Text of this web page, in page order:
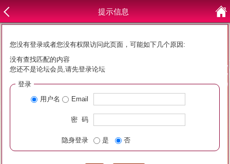
提示信息
您没有登录或者您没有权限访问此页面，可能如下几个原因:
没有查找匹配的内容
您还不是论坛会员,请先登录论坛
登录
用户名
Email
密 码
隐身登录 是 否